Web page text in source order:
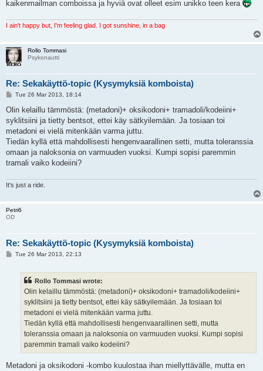
kaikenmailman comboissa ja hyviä ovat olleet esim unikko teen kera
I ain't happy but, I'm feeling glad. I got sunshine, in a bag
Rollo Tommasi
Psykonautti
Re: Sekakäyttö-topic (Kysymyksiä komboista)
P
s
Tue 26 Mar 2013, 18:14
Olin kelaillu tämmöstä: (metadoni)+ oksikodoni+ tramadoli/kodeiini+
syklitsiini ja tietty bentsot, ettei käy sätkyilemään. Ja tosiaan toi
metadoni ei vielä mitenkään varma juttu.
Tiedän kyllä että mahdollisesti hengenvaarallinen setti, mutta toleranssia
omaan ja naloksonia on varmuuden vuoksi. Kumpi sopisi paremmin
tramali vaiko kodeiini?
It's just a ride.
Petri6
OD
Re: Sekakäyttö-topic (Kysymyksiä komboista)
PTue 26 Mar 2013, 22:13
Rollo Tommasi wrote:
Olin kelaillu tämmöstä: (metadoni)+ oksikodoni+ tramadoli/kodeiini+
syklitsiini ja tietty bentsot, ettei käy sätkyilemään. Ja tosiaan toi
metadoni ei vielä mitenkään varma juttu.
Tiedän kyllä että mahdollisesti hengenvaarallinen setti, mutta
toleranssia omaan ja naloksonia on varmuuden vuoksi. Kumpi sopisi
paremmin tramali vaiko kodeiini?
Metadoni ja oksikodoni -kombo kuulostaa ihan miellyttävälle, mutta en